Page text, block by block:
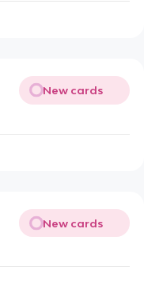
New cards
New cards